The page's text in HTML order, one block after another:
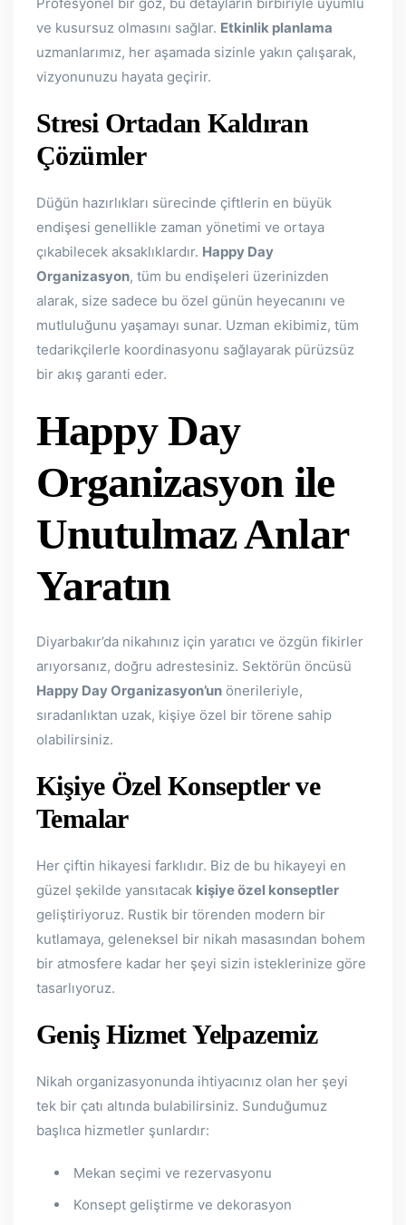
ve kusursuz olmasını sağlar. Etkinlik planlama
uzmanlarımız, her aşamada sizinle yakın çalışarak,
vizyonunuzu hayata geçirir.
Stresi Ortadan Kaldıran
Çözümler
Düğün hazırlıkları sürecinde çiftlerin en büyük
endişesi genellikle zaman yönetimi ve ortaya
çıkabilecek aksaklıklardır. Happy Day
Organizasyon, tüm bu endişeleri üzerinizden
alarak, size sadece bu özel günün heyecanını ve
mutluluğunu yaşamayı sunar. Uzman ekibimiz, tüm
tedarikçilerle koordinasyonu sağlayarak pürüzsüz
bir akış garanti eder.
Happy Day
Organizasyon ile
Unutulmaz Anlar
Yaratın
Diyarbakır’da nikahınız için yaratıcı ve özgün fikirler
arıyorsanız, doğru adrestesiniz. Sektörün öncüsü
Happy Day Organizasyon’un önerileriyle,
sıradanlıktan uzak, kişiye özel bir törene sahip
olabilirsiniz.
Kişiye Özel Konseptler ve
Temalar
Her çiftin hikayesi farklıdır. Biz de bu hikayeyi en
güzel şekilde yansıtacak kişiye özel konseptler
geliştiriyoruz. Rustik bir törenden modern bir
kutlamaya, geleneksel bir nikah masasından bohem
bir atmosfere kadar her şeyi sizin isteklerinize göre
tasarlıyoruz.
Geniş Hizmet Yelpazemiz
Nikah organizasyonunda ihtiyacınız olan her şeyi
tek bir çatı altında bulabilirsiniz. Sunduğumuz
başlıca hizmetler şunlardır:
Mekan seçimi ve rezervasyonu
Konsept geliştirme ve dekorasyon